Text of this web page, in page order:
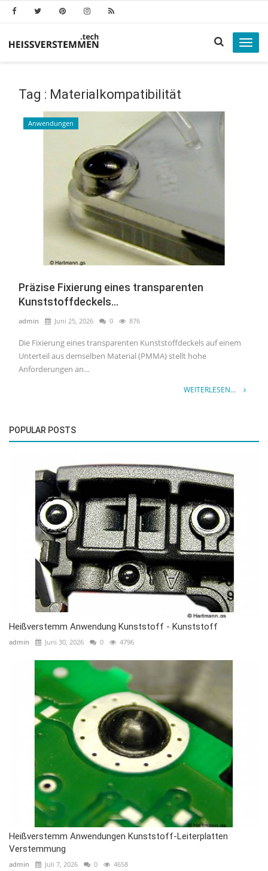
Tag : Materialkompatibilität
Anwendungen
Präzise Fixierung eines transparenten
Kunststoffdeckels...
admin Juni 25, 2026 0 876
Die Fixierung eines transparenten Kunststoffdeckels auf einem
Unterteil aus demselben Material (PMMA) stellt hohe
Anforderungen an...
WEITERLESEN...
POPULAR POSTS
Heißverstemm Anwendung Kunststoff - Kunststoff
admin Juni 30, 2026 0 4796
Heißverstemm Anwendungen Kunststoff-Leiterplatten
Verstemmung
admin Juli 7, 2026 0 4658